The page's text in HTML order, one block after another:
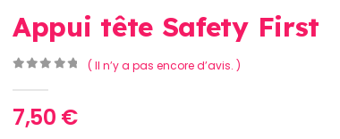
Appui tête Safety First
( Il n’y a pas encore d’avis. )
7,50 €